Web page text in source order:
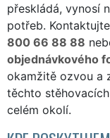
přeskládá, vynosí
potřeb.
800 66 88 88
objednávkového
okamžitě ozvou a
těchto
celém okolí.